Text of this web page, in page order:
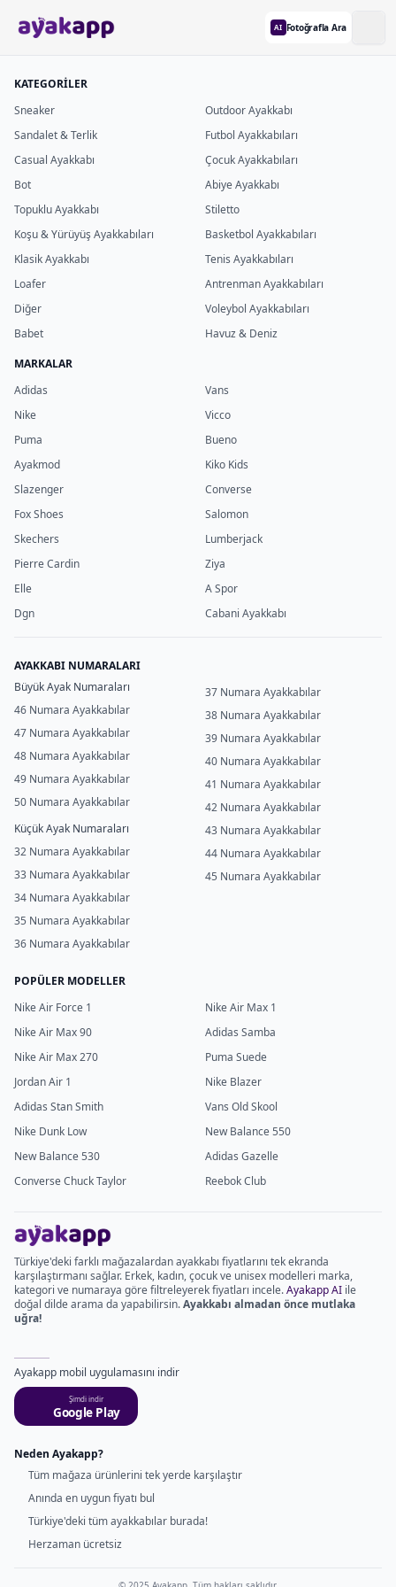
AI Fotoğrafla Ara
KATEGORİLER
Sneaker
Sandalet & Terlik
Casual Ayakkabı
Bot
Topuklu Ayakkabı
Koşu & Yürüyüş Ayakkabıları
Klasik Ayakkabı
Loafer
Diğer
Babet
Outdoor Ayakkabı
Futbol Ayakkabıları
Çocuk Ayakkabıları
Abiye Ayakkabı
Stiletto
Basketbol Ayakkabıları
Tenis Ayakkabıları
Antrenman Ayakkabıları
Voleybol Ayakkabıları
Havuz & Deniz
MARKALAR
Adidas
Nike
Puma
Ayakmod
Slazenger
Fox Shoes
Skechers
Pierre Cardin
Elle
Dgn
Vans
Vicco
Bueno
Kiko Kids
Converse
Salomon
Lumberjack
Ziya
A Spor
Cabani Ayakkabı
AYAKKABI NUMARALARI
Büyük Ayak Numaraları
46 Numara Ayakkabılar
47 Numara Ayakkabılar
48 Numara Ayakkabılar
49 Numara Ayakkabılar
50 Numara Ayakkabılar
Küçük Ayak Numaraları
32 Numara Ayakkabılar
33 Numara Ayakkabılar
34 Numara Ayakkabılar
35 Numara Ayakkabılar
36 Numara Ayakkabılar
37 Numara Ayakkabılar
38 Numara Ayakkabılar
39 Numara Ayakkabılar
40 Numara Ayakkabılar
41 Numara Ayakkabılar
42 Numara Ayakkabılar
43 Numara Ayakkabılar
44 Numara Ayakkabılar
45 Numara Ayakkabılar
POPÜLER MODELLER
Nike Air Force 1
Nike Air Max 90
Nike Air Max 270
Jordan Air 1
Adidas Stan Smith
Nike Dunk Low
New Balance 530
Converse Chuck Taylor
Nike Air Max 1
Adidas Samba
Puma Suede
Nike Blazer
Vans Old Skool
New Balance 550
Adidas Gazelle
Reebok Club
Türkiye'deki farklı mağazalardan ayakkabı fiyatlarını tek ekranda
karşılaştırmanı sağlar. Erkek, kadın, çocuk ve unisex modelleri marka,
kategori ve numaraya göre filtreleyerek fiyatları incele.Ayakapp AI ile
doğal dilde arama da yapabilirsin.Ayakkabı almadan önce mutlaka
uğra!
Ayakapp mobil uygulamasını indir
Şimdi indir
Google Play
Neden Ayakapp?
Tüm mağaza ürünlerini tek yerde karşılaştır
Anında en uygun fiyatı bul
Türkiye'deki tüm ayakkabılar burada!
Herzaman ücretsiz